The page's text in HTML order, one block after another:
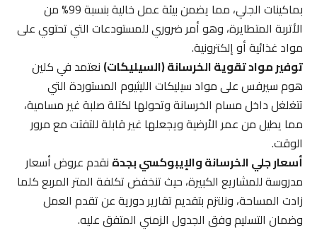
بماكينات الجلي، مما يضمن بيئة عمل خالية بنسبة 99% من
الأتربة المتطايرة، وهو أمر ضروري للمستودعات التي تحتوي على
مواد غذائية أو إلكترونية.
توفير مواد تقوية الخرسانة (السيليكات)نعتمد في كلين
هوم سيرفس على مواد سيليكات الليثيوم المستوردة التي
تتغلغل داخل مسام الخرسانة وتحولها لكتلة صلبة غير مسامية،
مما يطيل من عمر الأرضية ويجعلها غير قابلة للتفتت مع مرور
الوقت.
أسعار جلي الخرسانة والإيبوكسي بجدةنقدم عروض أسعار
مدروسة للمشاريع الكبيرة، حيث تنخفض تكلفة المتر المربع كلما
زادت المساحة، ونلتزم بتقديم تقارير دورية عن تقدم العمل
وضمان التسليم وفق الجدول الزمني المتفق عليه.